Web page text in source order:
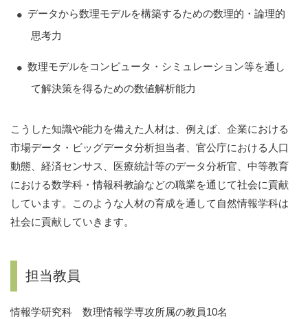
データから数理モデルを構築するための数理的・論理的
思考力
数理モデルをコンピュータ・シミュレーション等を通し
て解決策を得るための数値解析能力
こうした知識や能力を備えた人材は、例えば、企業における
市場データ・ビッグデータ分析担当者、官公庁における人口
動態、経済センサス、医療統計等のデータ分析官、中等教育
における数学科・情報科教諭などの職業を通じて社会に貢献
しています。このような人材の育成を通して自然情報学科は
社会に貢献していきます。
担当教員
情報学研究科 数理情報学専攻所属の教員10名